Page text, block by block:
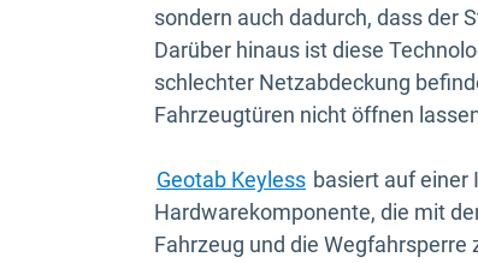
sondern auch dadurch, dass der
Darüber hinaus ist diese
schlechter Netzabdeckung
Fahrzeugtüren nicht öffnen
Geotab Keyless basiert auf einer
Hardwarekomponente, die mit
Fahrzeug und die Wegfahrsperre